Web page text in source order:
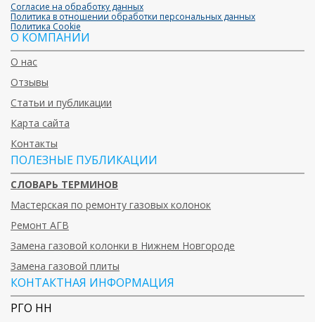
Согласие на обработку данных
Политика в отношении обработки персональных данных
Политика Cookie
О КОМПАНИИ
О нас
Отзывы
Статьи и публикации
Карта сайта
Контакты
ПОЛЕЗНЫЕ ПУБЛИКАЦИИ
СЛОВАРЬ ТЕРМИНОВ
Мастерская по ремонту газовых колонок
Ремонт АГВ
Замена газовой колонки в Нижнем Новгороде
Замена газовой плиты
КОНТАКТНАЯ ИНФОРМАЦИЯ
РГО НН